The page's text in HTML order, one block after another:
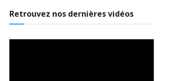
Retrouvez nos dernières vidéos